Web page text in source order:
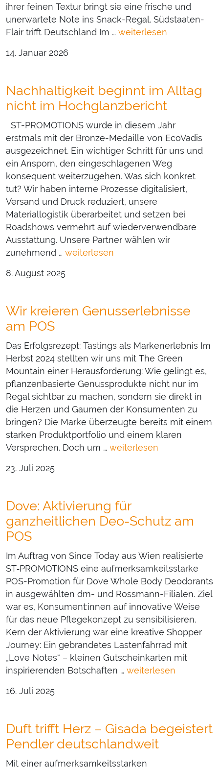
ihrer feinen Textur bringt sie eine frische und
unerwartete Note ins Snack-Regal. Südstaaten-
Flair trifft Deutschland Im … weiterlesen
14. Januar 2026
Nachhaltigkeit beginnt im Alltag
nicht im Hochglanzbericht
ST-PROMOTIONS wurde in diesem Jahr
erstmals mit der Bronze-Medaille von EcoVadis
ausgezeichnet. Ein wichtiger Schritt für uns und
ein Ansporn, den eingeschlagenen Weg
konsequent weiterzugehen. Was sich konkret
tut? Wir haben interne Prozesse digitalisiert,
Versand und Druck reduziert, unsere
Materiallogistik überarbeitet und setzen bei
Roadshows vermehrt auf wiederverwendbare
Ausstattung. Unsere Partner wählen wir
zunehmend … weiterlesen
8. August 2025
Wir kreieren Genusserlebnisse
am POS
Das Erfolgsrezept: Tastings als Markenerlebnis Im
Herbst 2024 stellten wir uns mit The Green
Mountain einer Herausforderung: Wie gelingt es,
pflanzenbasierte Genussprodukte nicht nur im
Regal sichtbar zu machen, sondern sie direkt in
die Herzen und Gaumen der Konsumenten zu
bringen? Die Marke überzeugte bereits mit einem
starken Produktportfolio und einem klaren
Versprechen. Doch um … weiterlesen
23. Juli 2025
Dove: Aktivierung für
ganzheitlichen Deo-Schutz am
POS
Im Auftrag von Since Today aus Wien realisierte
ST‑PROMOTIONS eine aufmerksamkeitsstarke
POS-Promotion für Dove Whole Body Deodorants
in ausgewählten dm- und Rossmann-Filialen. Ziel
war es, Konsument:innen auf innovative Weise
für das neue Pflegekonzept zu sensibilisieren.
Kern der Aktivierung war eine kreative Shopper
Journey: Ein gebrandetes Lastenfahrrad mit
„Love Notes“ – kleinen Gutscheinkarten mit
inspirierenden Botschaften … weiterlesen
16. Juli 2025
Duft trifft Herz – Gisada begeistert
Pendler deutschlandweit
Mit einer aufmerksamkeitsstarken